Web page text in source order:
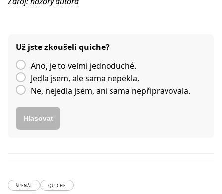
Už jste zkoušeli quiche?
Ano, je to velmi jednoduché.
Jedla jsem, ale sama nepekla.
Ne, nejedla jsem, ani sama nepřipravovala.
Hlasovat
ŠPENÁT QUICHE